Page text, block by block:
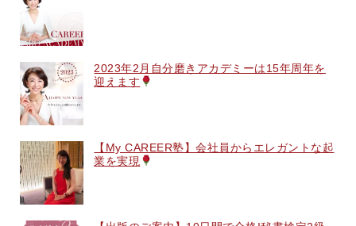
2023年2月自分磨きアカデミーは15年周年を
迎えます
【My CAREER塾】会社員からエレガントな起
業を実現